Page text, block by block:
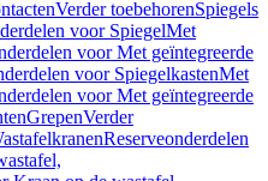
Verder toebehorenSpiegels
voor SpiegelMet
voor Met geïntegreerde
voor SpiegelkastenMet
voor Met geïntegreerde
GrepenVerder
Reserveonderdelen